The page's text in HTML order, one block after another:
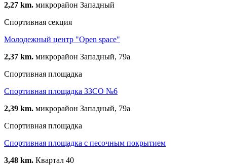
2,27 km. микрорайон Западный
Спортивная секция
Молодежный центр "Open space"
2,37 km. микрорайон Западный, 79а
Спортивная площадка
Спортивная площадка ЗЗСО №6
2,39 km. микрорайон Западный, 79а
Спортивная площадка
Спортивная площадка с песочным покрытием
3,48 km. Квартал 40